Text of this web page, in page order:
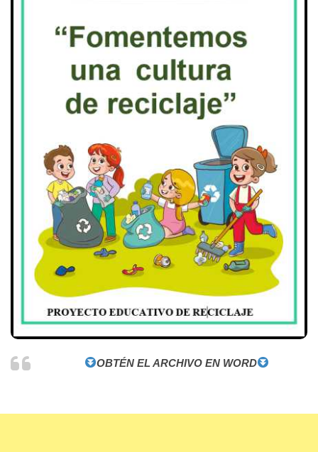
OBTÉN EL ARCHIVO EN WORD